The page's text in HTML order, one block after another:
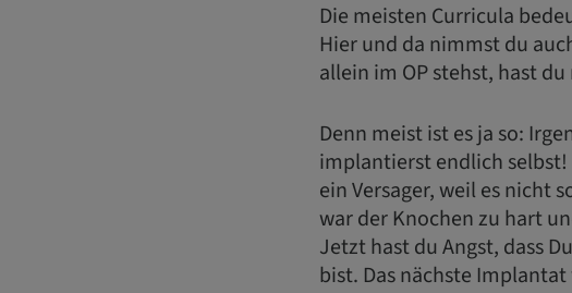
Die meisten Curricula
Hier und da nimmst du
allein im OP stehst, hast
Denn meist ist es ja so:
implantierst endlich selbst!
ein Versager, weil es nicht
war der Knochen zu hart
Jetzt hast du Angst, dass
bist. Das nächste